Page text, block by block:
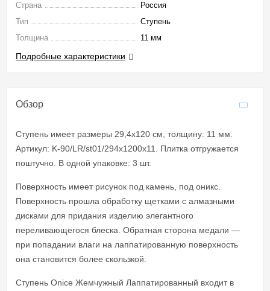
Страна
Россия
Тип
Ступень
Толщина
11 мм
Подробные характеристики
Обзор
Ступень имеет размеры 29,4x120 см, толщину: 11 мм.
Артикул: K-90/LR/st01/294х1200x11. Плитка отгружается
поштучно. В одной упаковке: 3 шт.
Поверхность имеет рисунок под камень, под оникс.
Поверхность прошла обработку щетками с алмазными
дисками для придания изделию элегантного
переливающегося блеска. Обратная сторона медали —
при попадании влаги на лаппатированную поверхность
она становится более скользкой.
Ступень Onice Жемчужный Лаппатированный входит в